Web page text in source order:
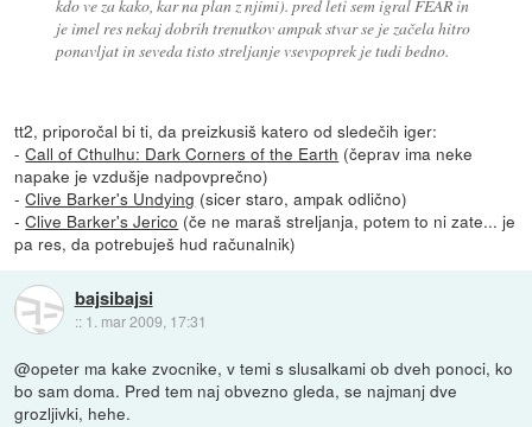
kdo ve za kako, kar na plan z njimi). pred leti sem igral FEAR in
je imel res nekaj dobrih trenutkov ampak stvar se je začela hitro
ponavljat in seveda tisto streljanje vsevpoprek je tudi bedno.
tt2, priporočal bi ti, da preizkusiš katero od sledečih iger:
-Call of Cthulhu: Dark Corners of the Earth (čeprav ima neke
napake je vzdušje nadpovprečno)
-Clive Barker's Undying (sicer staro, ampak odlično)
-Clive Barker's Jerico (če ne maraš streljanja, potem to ni zate... je
pa res, da potrebuješ hud računalnik)
bajsibajsi
:: 1. mar 2009, 17:31
@opeter ma kake zvocnike, v temi s slusalkami ob dveh ponoci, ko
bo sam doma. Pred tem naj obvezno gleda, se najmanj dve
grozljivki, hehe.